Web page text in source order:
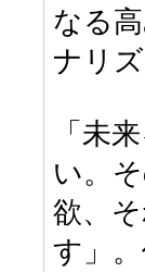
なる
ナリ
「未
い。
欲、
す」